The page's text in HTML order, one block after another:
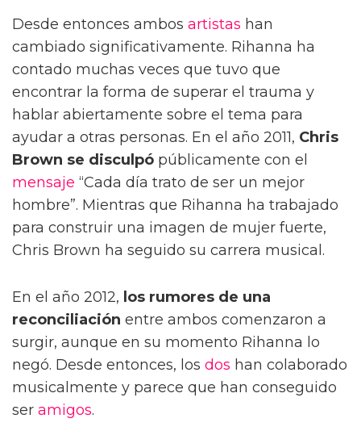
Desde entonces ambos artistas han
cambiado significativamente. Rihanna ha
contado muchas veces que tuvo que
encontrar la forma de superar el trauma y
hablar abiertamente sobre el tema para
ayudar a otras personas. En el año 2011, Chris
Brown se disculpó públicamente con el
mensaje “Cada día trato de ser un mejor
hombre”. Mientras que Rihanna ha trabajado
para construir una imagen de mujer fuerte,
Chris Brown ha seguido su carrera musical.
En el año 2012, los rumores de una
reconciliación entre ambos comenzaron a
surgir, aunque en su momento Rihanna lo
negó. Desde entonces, los dos han colaborado
musicalmente y parece que han conseguido
ser amigos.